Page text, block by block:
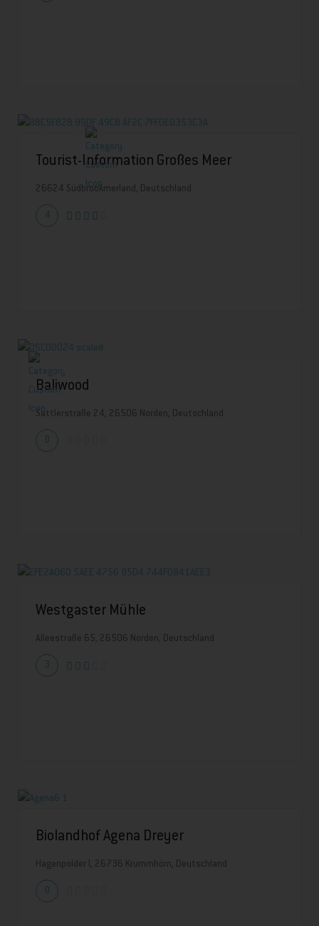
Tourist-Information Großes Meer
26624 Südbrookmerland, Deutschland
4
Baliwood
Sattlerstraße 24, 26506 Norden, Deutschland
0
Westgaster Mühle
Alleestraße 65, 26506 Norden, Deutschland
3
Biolandhof Agena Dreyer
Hagenpolder I, 26736 Krummhörn, Deutschland
0